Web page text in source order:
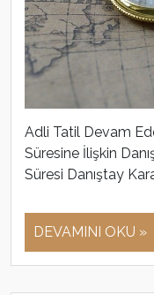
Adli Tatil Devam
Süresine İlişkin
Süresi Danıştay
DEVAMINI OKU »